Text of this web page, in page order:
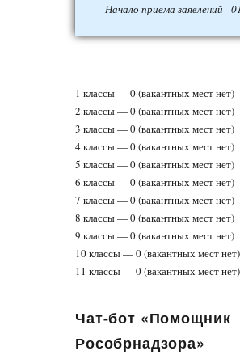
Начало приема заявлений -
1 классы — 0 (вакантных мест нет)
2 классы — 0 (вакантных мест нет)
3 классы — 0 (вакантных мест нет)
4 классы — 0 (вакантных мест нет)
5 классы — 0 (вакантных мест нет)
6 классы — 0 (вакантных мест нет)
7 классы — 0 (вакантных мест нет)
8 классы — 0 (вакантных мест нет)
9 классы — 0 (вакантных мест нет)
10 классы — 0 (вакантных мест нет)
11 классы — 0 (вакантных мест нет)
Чат-бот «Помощник
Рособрнадзора»